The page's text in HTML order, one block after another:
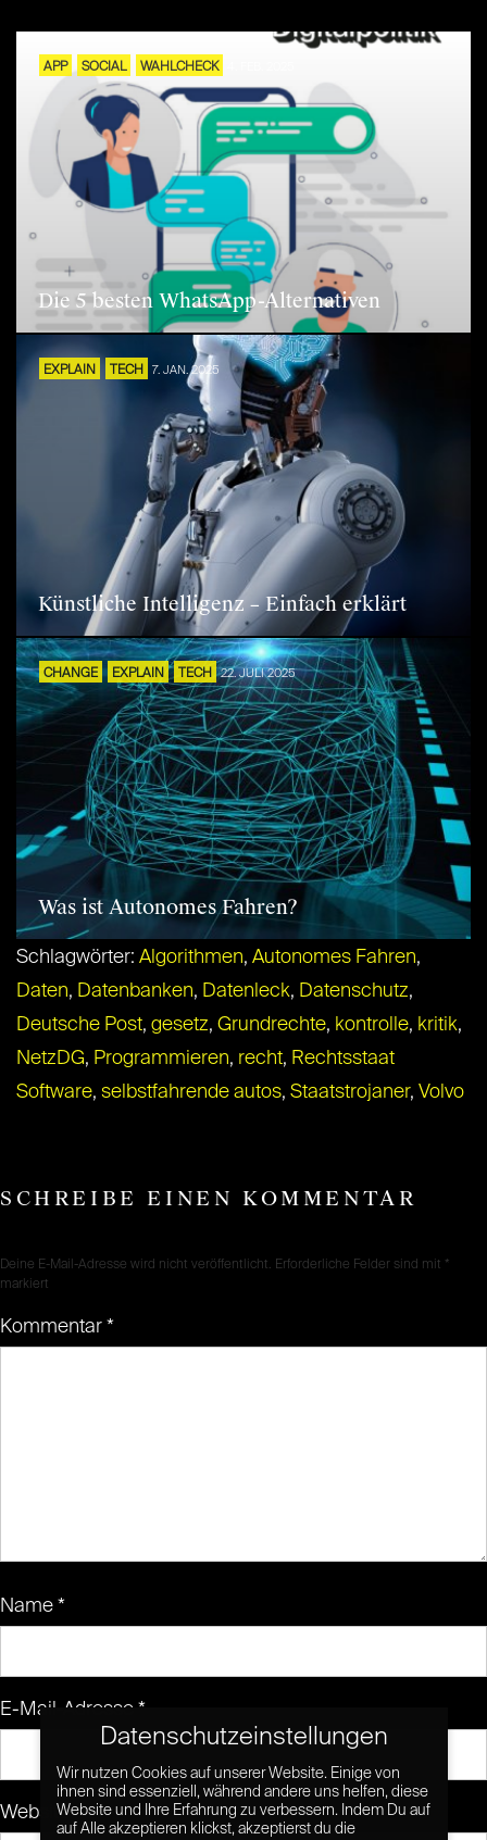
APP SOCIAL WAHLCHECK
Die 5 besten WhatsApp-Alternativen
EXPLAIN TECH 7. JAN. 2025
Künstliche Intelligenz – Einfach erklärt
CHANGE EXPLAIN TECH 22. JULI 2025
Was ist Autonomes Fahren?
Schlagwörter: Algorithmen, Autonomes Fahren,
Daten, Datenbanken, Datenleck, Datenschutz,
Deutsche Post, gesetz, Grundrechte, kontrolle, kritik,
NetzDG, Programmieren, recht, Rechtsstaat
Software, selbstfahrende autos, Staatstrojaner, Volvo
SCHREIBE EINEN KOMMENTAR
Deine E-Mail-Adresse wird nicht veröffentlicht. Erforderliche Felder sind mit *
markiert
Kommentar *
Name *
E-Mail-Adresse *
Website
Datenschutzeinstellungen
Wir nutzen Cookies auf unserer Website. Einige von
ihnen sind essenziell, während andere uns helfen, diese
Website und Ihre Erfahrung zu verbessern. Indem Du auf
auf Alle akzeptieren klickst, akzeptierst du die